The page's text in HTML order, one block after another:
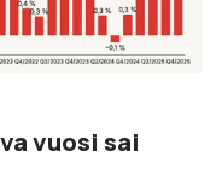
vuosi sai